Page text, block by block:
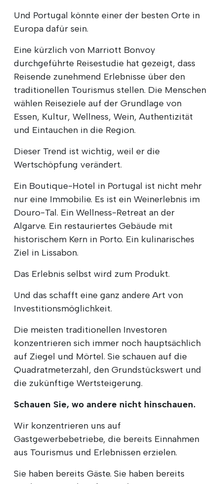
Und Portugal könnte einer der besten Orte in
Europa dafür sein.
Eine kürzlich von Marriott Bonvoy
durchgeführte Reisestudie hat gezeigt, dass
Reisende zunehmend Erlebnisse über den
traditionellen Tourismus stellen. Die Menschen
wählen Reiseziele auf der Grundlage von
Essen, Kultur, Wellness, Wein, Authentizität
und Eintauchen in die Region.
Dieser Trend ist wichtig, weil er die
Wertschöpfung verändert.
Ein Boutique-Hotel in Portugal ist nicht mehr
nur eine Immobilie. Es ist ein Weinerlebnis im
Douro-Tal. Ein Wellness-Retreat an der
Algarve. Ein restauriertes Gebäude mit
historischem Kern in Porto. Ein kulinarisches
Ziel in Lissabon.
Das Erlebnis selbst wird zum Produkt.
Und das schafft eine ganz andere Art von
Investitionsmöglichkeit.
Die meisten traditionellen Investoren
konzentrieren sich immer noch hauptsächlich
auf Ziegel und Mörtel. Sie schauen auf die
Quadratmeterzahl, den Grundstückswert und
die zukünftige Wertsteigerung.
Schauen Sie, wo andere nicht hinschauen.
Wir konzentrieren uns auf
Gastgewerbebetriebe, die bereits Einnahmen
aus Tourismus und Erlebnissen erzielen.
Sie haben bereits Gäste. Sie haben bereits